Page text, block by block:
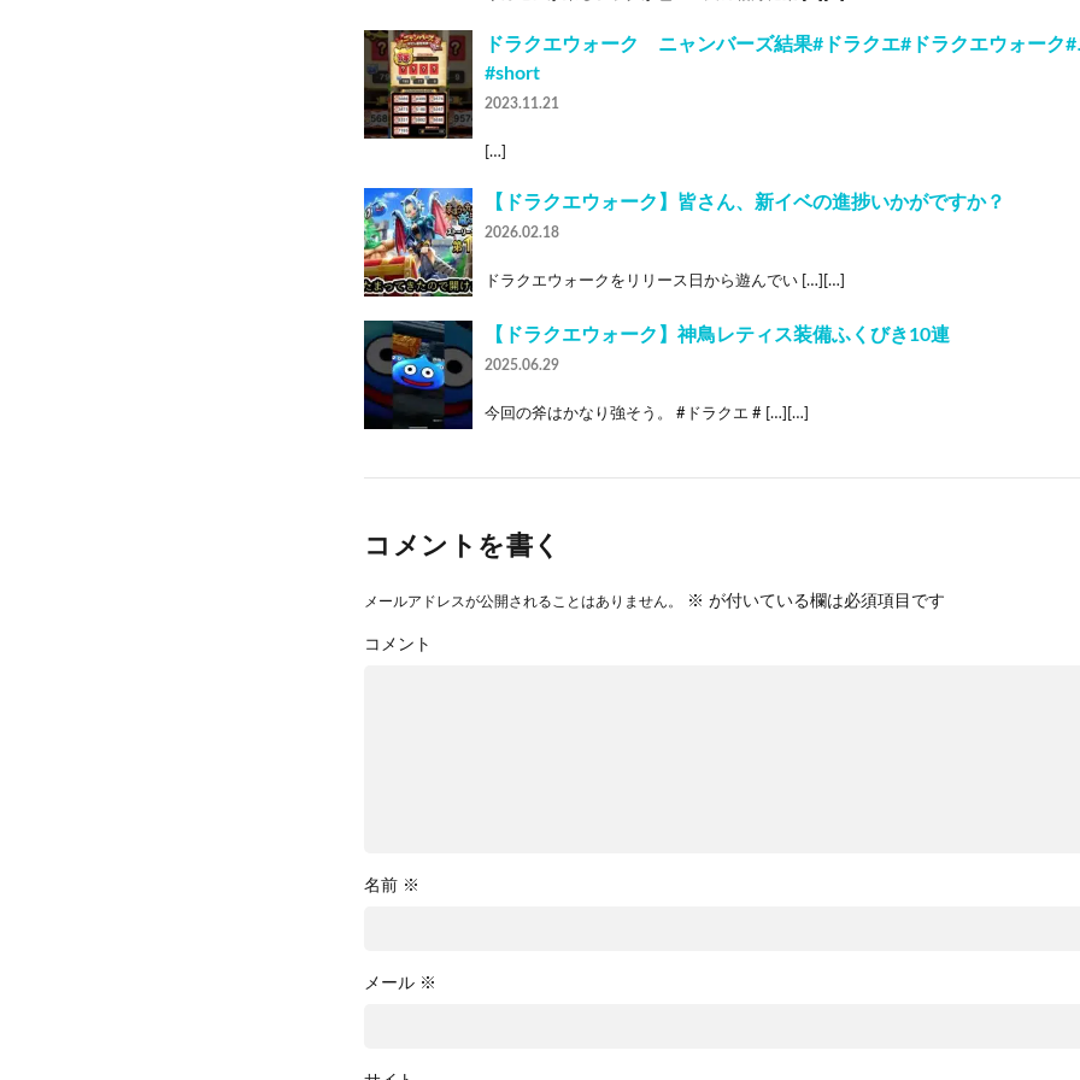
ドラクエウォーク ニャンバーズ結果#ドラクエ#ドラクエウォーク
#short
2023.11.21
[…]
【ドラクエウォーク】皆さん、新イベの進捗いかがですか？
2026.02.18
ドラクエウォークをリリース日から遊んでい […][…]
【ドラクエウォーク】神鳥レティス装備ふくびき10連
2025.06.29
今回の斧はかなり強そう。 #ドラクエ # […][…]
コメントを書く
メールアドレスが公開されることはありません。 ※ が付いている欄は必須項目です
コメント
名前 ※
メール ※